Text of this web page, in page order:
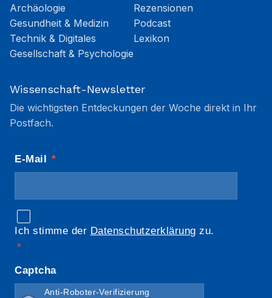
Archäologie
Gesundheit & Medizin
Technik & Digitales
Gesellschaft & Psychologie
Rezensionen
Podcast
Lexikon
Wissenschaft-Newsletter
Die wichtigsten Entdeckungen der Woche direkt in Ihr
Postfach.